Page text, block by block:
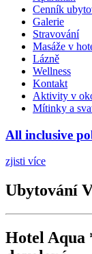
Cenník
Galerie
Stravování
Masáže v
Lázně
Wellness
Kontakt
Aktivity v
Mítinky a
All inclusive
zjisti více
Ubytování
Hotel Aqua